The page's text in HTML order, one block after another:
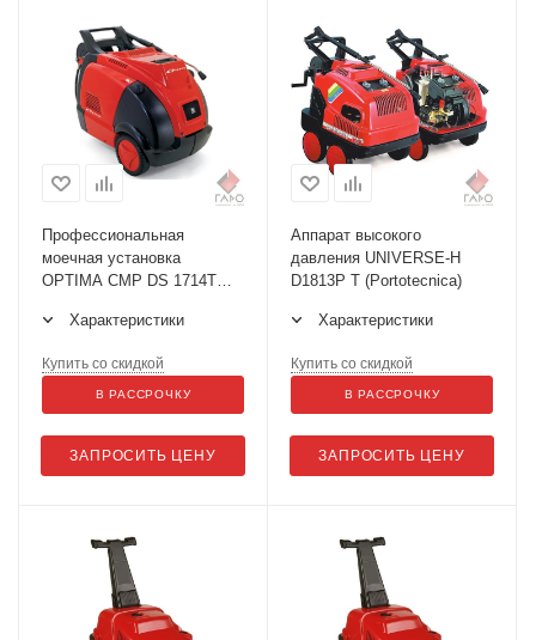
Профессиональная
моечная установка
OPTIMA CMP DS 1714T
Характеристики
ЗАПРОСИТЬ ЦЕНУ
Купить со скидкой
В РАССРОЧКУ
Аппарат высокого
давления UNIVERSE-H
D1813P T (Portotecnica)
Характеристики
ЗАПРОСИТЬ ЦЕНУ
Купить со скидкой
В РАССРОЧКУ